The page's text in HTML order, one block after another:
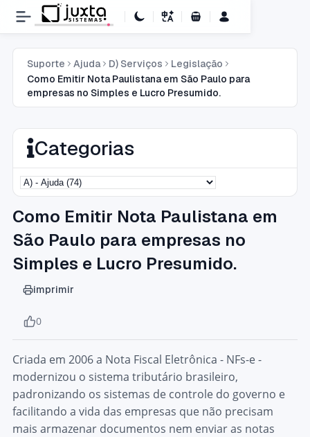
Carrinho de Compras
Suporte Ajuda D) Serviços
Legislação
Como Emitir Nota Paulistana em São Paulo para
empresas no Simples e Lucro Presumido.
Categorias
Como Emitir Nota Paulistana em
São Paulo para empresas no
Simples e Lucro Presumido.
imprimir
0
Criada em 2006 a Nota Fiscal Eletrônica - NFs-e-
modernizou o sistema tributário brasileiro,
padronizando os sistemas de controle do governo e
facilitando a vida das empresas que não precisam
mais armazenar documentos nem enviar as notas